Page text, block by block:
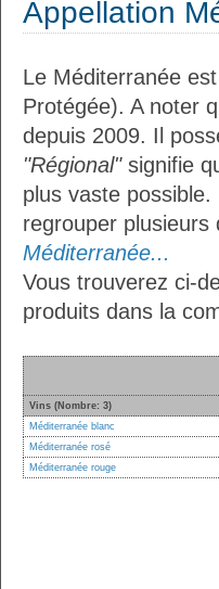
Appellation
Le Méditerranée
Protégée). A noter
depuis 2009. Il
"Régional"signifie
plus vaste
regrouper plusieurs
Méditerranée...
Vous trouverez ci-
produits dans la
Vins (Nombre: 3)
Méditerranée blanc
Méditerranée rosé
Méditerranée rouge